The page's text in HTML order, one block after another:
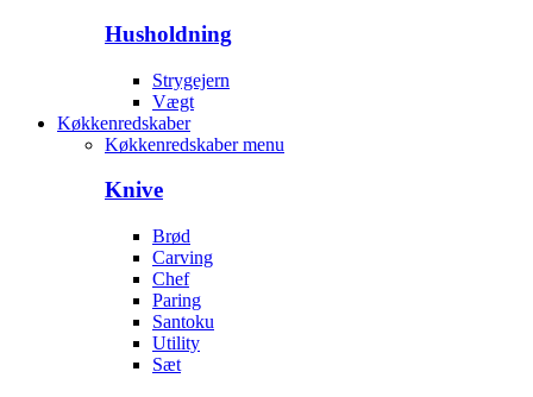
Husholdning
Strygejern
Vægt
Køkkenredskaber
Køkkenredskaber menu
Knive
Brød
Carving
Chef
Paring
Santoku
Utility
Sæt